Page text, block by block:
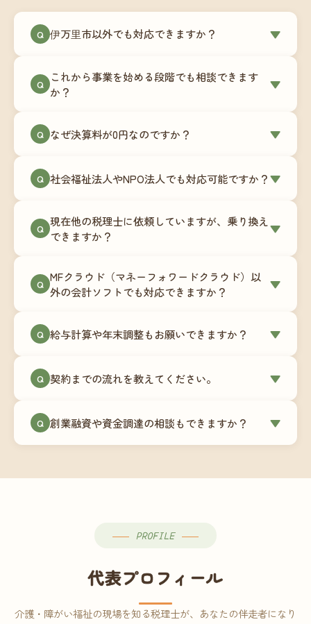
Q 伊万里市以外でも対応できますか？ ▼
Zoomやチャットツールを使ったオンラインでのや
り取りが中心ですので、地域を問わずサポート可
の事業者さまにご利用いただいています。
Q
これから事業を始める段階でも相談できます
か？
▼
180,000円〜）をご用意しています。事業計画の段
談にも対応しています。
Q なぜ決算料が0円なのですか？ ▼
次で進めています。そのため、決算時に追加の作
リプション型の料金体系を実現しています。年間
コストが事前にわかるので、資金繰りの見通しも
Q 社会福祉法人やNPO法人でも対応可能ですか？▼
は営利法人とは会計基準や監査要件が異なるた
め、別途お見積りとなります。まずはお気軽にご
Q 現在他の税理士に依頼していますが、乗り換え
できますか？
▼
ます。前任の税理士事務所との連携や、過去の帳
簿データの移行もお手伝いします。決算期のタイ
での変更も対応可能です。
Q MFクラウド（マネーフォワードクラウド）以
外の会計ソフトでも対応できますか？
▼
供しています。これから会計ソフトを導入される
します。freee・弥生会計等をご利用中の場合は、
Q 給与計算や年末調整もお願いできますか？ ▼
怠集計あり／5名まで）は月額15,000円〜、年末調
す。人数が増える場合は別途お見積りします。
Q 契約までの流れを教えてください。 ▼
（30〜60分）でご事業内容・ご要望のヒアリング
→ ③お見積り・ご契約 → ④MFクラウドの初期設
談から契約まで費用は発生しませんので、お気軽
Q 創業融資や資金調達の相談もできますか？ ▼
PROFILE
代表プロフィール
介護・障がい福祉の現場を知る税理士が、あなたの伴走者になり